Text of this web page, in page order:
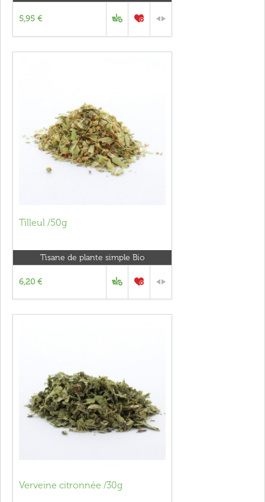
5,95 €
Tilleul /50g
Tisane de plante simple Bio
6,20 €
Verveine citronnée /30g